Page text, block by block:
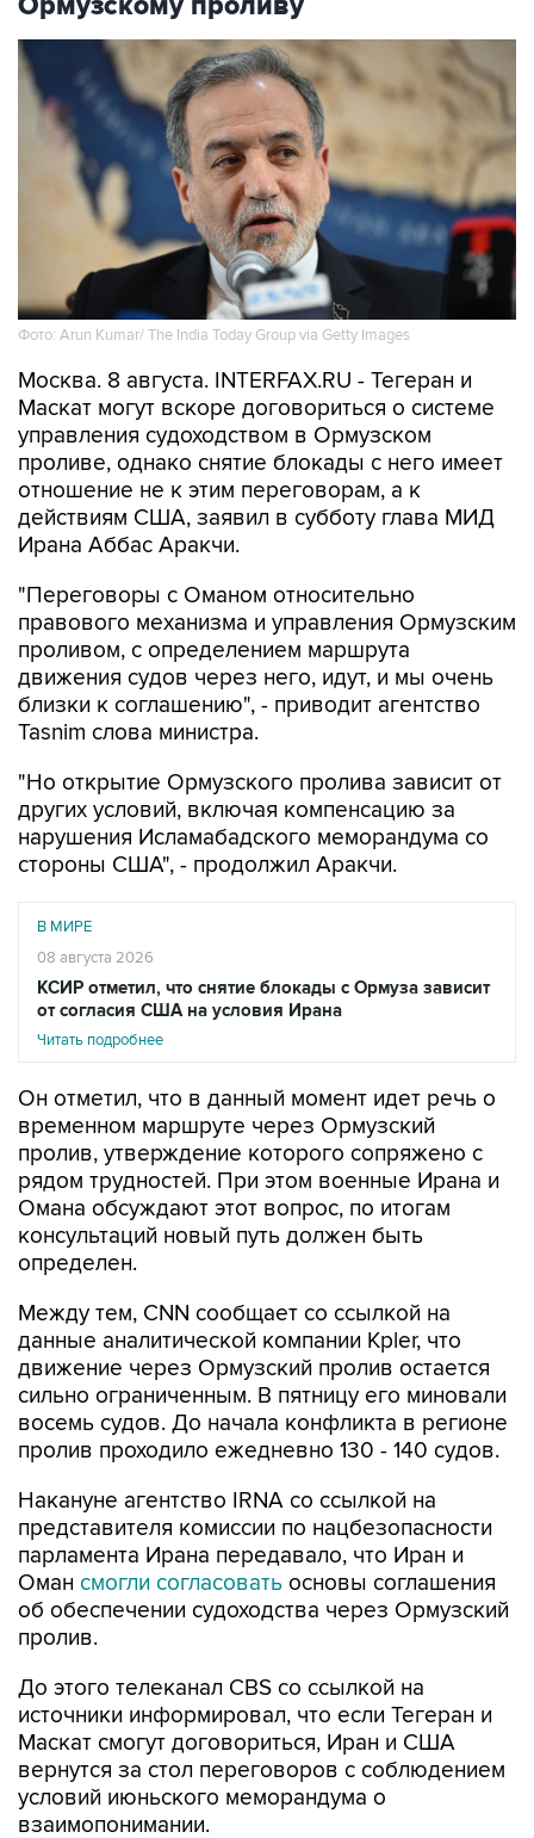
Фото: Arun Kumar/ The India Today Group via Getty Images
Москва. 8 августа. INTERFAX.RU - Тегеран и
управления судоходством в Ормузском
проливе, однако снятие блокады с него имеет
отношение не к этим переговорам, а к
действиям США, заявил в субботу глава МИД
Ирана Аббас Аракчи.
"Переговоры с Оманом относительно
проливом, с определением маршрута
движения судов через него, идут, и мы очень
близки к соглашению", - приводит агентство
Tasnim слова министра.
"Но открытие Ормузского пролива зависит от
нарушения Исламабадского меморандума со
стороны США", - продолжил Аракчи.
В МИРЕ
КСИР отметил, что снятие блокады с Ормуза зависит
от согласия США на условия Ирана
Читать подробнее
Он отметил, что в данный момент идет речь о
пролив, утверждение которого сопряжено с
рядом трудностей. При этом военные Ирана и
Омана обсуждают этот вопрос, по итогам
консультаций новый путь должен быть
определен.
Между тем, CNN сообщает со ссылкой на
движение через Ормузский пролив остается
сильно ограниченным. В пятницу его миновали
восемь судов. До начала конфликта в регионе
пролив проходило ежедневно 130 - 140 судов.
Накануне агентство IRNA со ссылкой на
парламента Ирана передавало, что Иран и
Омансмогли согласовать основы соглашения
об обеспечении судоходства через Ормузский
пролив.
До этого телеканал CBS со ссылкой на
Маскат смогут договориться, Иран и США
вернутся за стол переговоров с соблюдением
условий июньского меморандума о
взаимопонимании.